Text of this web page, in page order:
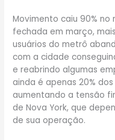
Movimento caiu 90%
fechada em março,
usuários do metrô
com a cidade
e reabrindo algumas
ainda é apenas 20%
aumentando a tensão
de Nova York, que
de sua operação.